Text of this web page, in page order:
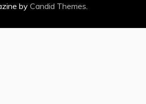
by Candid Themes